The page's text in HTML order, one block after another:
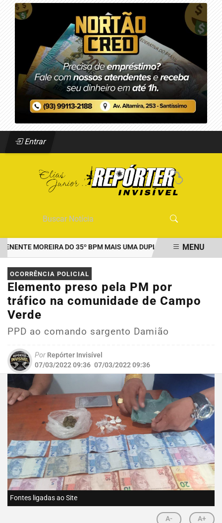
Entrar
MOREIRA DO 35º BPM MAIS UMA DUPLA PRESA POR TRÁFICO
EM ALTA
MENU
OCORRÊNCIA POLICIAL
Elemento preso pela PM por
tráfico na comunidade de Campo
Verde
PPD ao comando sargento Damião
Por Repórter Invisível
07/03/2022 09:36 07/03/2022 09:36
Fontes ligadas ao Site
A- A+